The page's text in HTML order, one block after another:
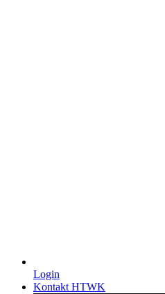
Login
Kontakt HTWK